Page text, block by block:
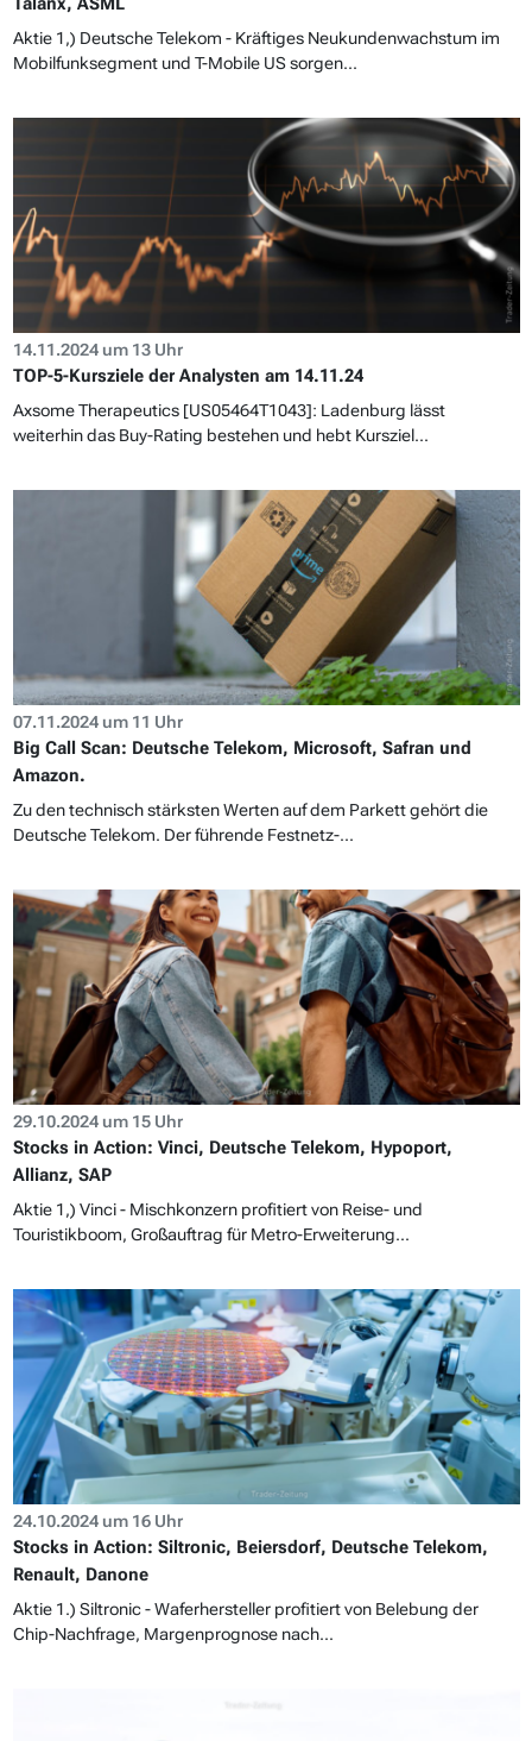
Aktie 1,) Deutsche Telekom - Kräftiges Neukundenwachstum im
Mobilfunksegment und T-Mobile US sorgen...
14.11.2024 um 13 Uhr
TOP-5-Kursziele der Analysten am 14.11.24
Axsome Therapeutics [US05464T1043]: Ladenburg lässt
weiterhin das Buy-Rating bestehen und hebt Kursziel...
07.11.2024 um 11 Uhr
Big Call Scan: Deutsche Telekom, Microsoft, Safran und
Amazon.
Zu den technisch stärksten Werten auf dem Parkett gehört die
Deutsche Telekom. Der führende Festnetz-...
29.10.2024 um 15 Uhr
Stocks in Action: Vinci, Deutsche Telekom, Hypoport,
Allianz, SAP
Aktie 1,) Vinci - Mischkonzern profitiert von Reise- und
Touristikboom, Großauftrag für Metro-Erweiterung...
24.10.2024 um 16 Uhr
Stocks in Action: Siltronic, Beiersdorf, Deutsche Telekom,
Renault, Danone
Aktie 1.) Siltronic - Waferhersteller profitiert von Belebung der
Chip-Nachfrage, Margenprognose nach...